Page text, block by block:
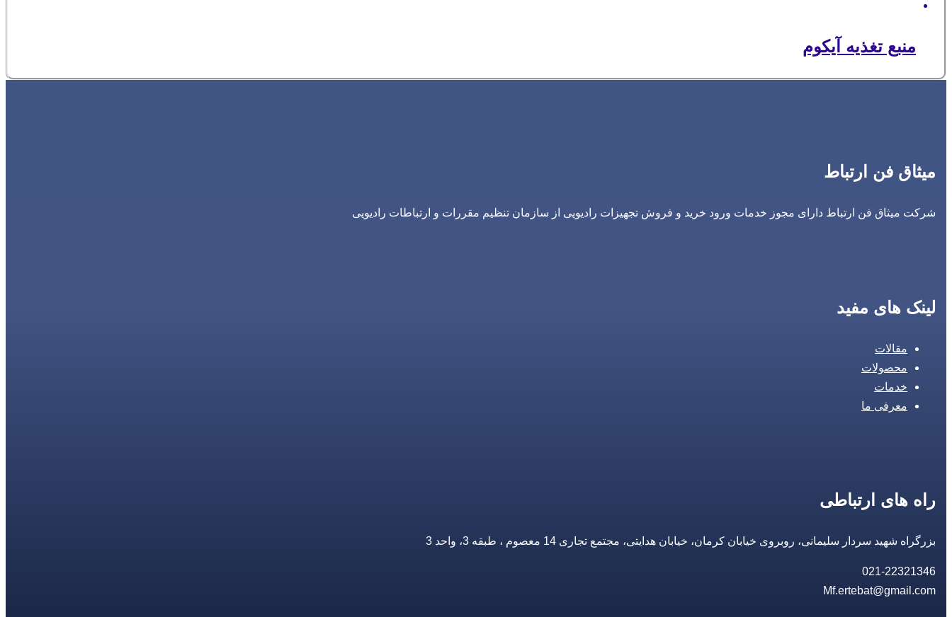
منبع تغذیه آیکوم
میثاق فن ارتباط
شرکت میثاق فن ارتباط دارای مجوز خدمات ورود خرید و فروش تجهیزات رادیویی از سازمان تنظیم مقررات و ارتباطات رادیویی
لینک های مفید
مقالات
محصولات
خدمات
معرفی ما
راه های ارتباطی
بزرگراه شهید سردار سلیمانی، روبروی خیابان کرمان، خیابان هدایتی، مجتمع تجاری 14 معصوم ، طبقه 3، واحد 3
021-22321346
Mf.ertebat@gmail.com